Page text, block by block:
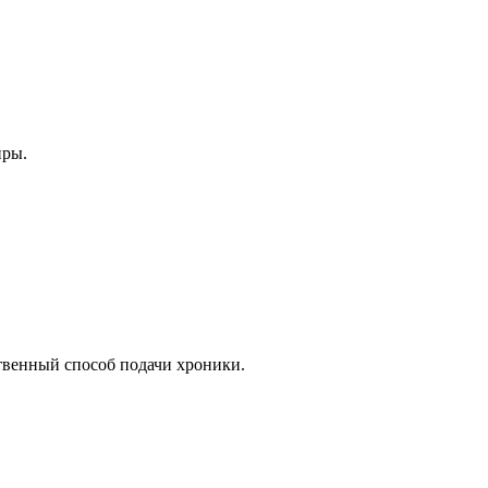
способ подачи хроники.